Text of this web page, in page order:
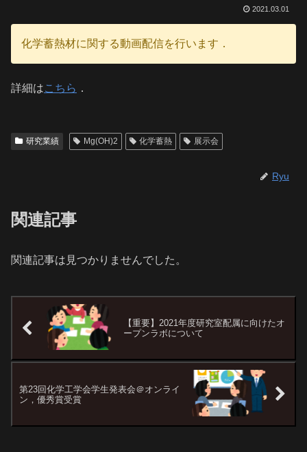
2021.03.01
化学蓄熱材に関する動画配信を行います．
詳細はこちら ．
研究業績 Mg(OH)2 化学蓄熱 展示会
Ryu
関連記事
関連記事は見つかりませんでした。
【重要】2021年度研究室配属に向けたオ
ープンラボについて
第23回化学工学会学生発表会＠オンライ
ン，優秀賞受賞